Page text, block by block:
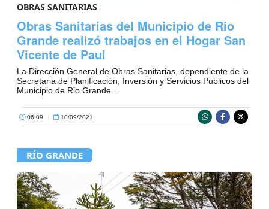
OBRAS SANITARIAS
Obras Sanitarias del Municipio de Rio
Grande realizó trabajos en el Hogar San
Vicente de Paul
La Dirección General de Obras Sanitarias, dependiente de la
Secretaria de Planificación, Inversión y Servicios Publicos del
Municipio de Rio Grande ...
06:09 | 10/09/2021
RÍO GRANDE